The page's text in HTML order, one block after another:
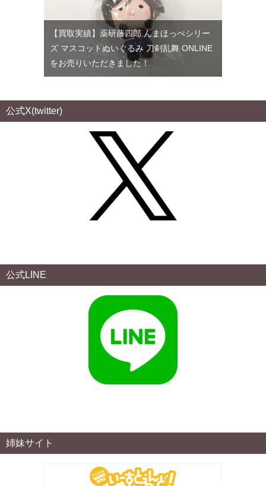
【買取実績】薬研藤四郎 んまほっぺシリー
ズ マスコットぬいぐるみ 刀剣乱舞 ONLINE
をお売りいただきました！
公式X(twitter)
公式LINE
姉妹サイト